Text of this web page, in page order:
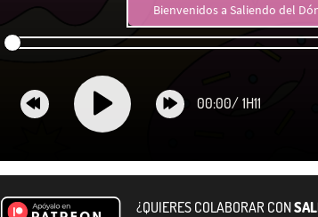
Bienvenidos a Saliendo del
00:00/ 1H11
¿QUIERES COLABORAR CON